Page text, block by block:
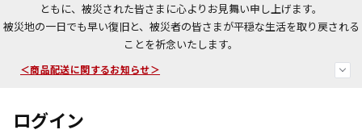
ともに、被災された皆さまに心よりお見舞い申し上げます。
被災地の一日でも早い復旧と、被災者の皆さまが平穏な生活を取り戻される
ことを祈念いたします。
今なら新規会員登録で1,000円OFFクーポンプレゼント！
＜商品配送に関するお知らせ＞
ログイン